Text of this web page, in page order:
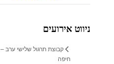
ניווט אירועים
קבוצת תרגול שלישי ערב –
חיפה